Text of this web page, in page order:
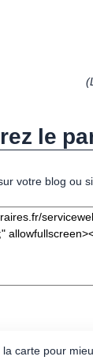
le
votre blog ou
carte pour